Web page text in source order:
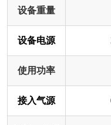
设备重量
设备电源
使用功率
接入气源